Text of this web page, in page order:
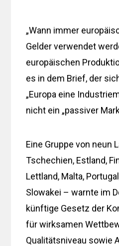
„Wann immer
Gelder verwendet
europäischen
es in dem Brief, der
„Europa eine
nicht ein „passiver
Eine Gruppe von neun
Tschechien, Estland,
Lettland, Malta,
Slowakei – warnte im
künftige Gesetz der
für wirksamen
Qualitätsniveau sowie